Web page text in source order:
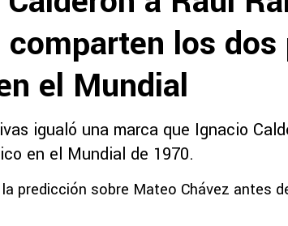
los
el Mundial
igualó una marca que Ignacio
en el Mundial de 1970.
predicción sobre Mateo Chávez antes